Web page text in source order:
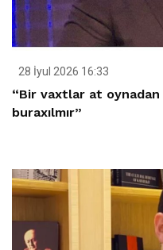
28 İyul 2026 16:33
“Bir vaxtlar at oynadan
buraxılmır”